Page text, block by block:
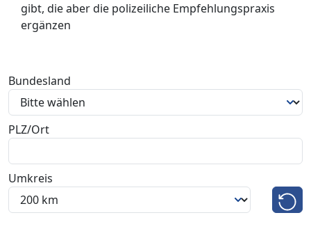
gibt, die aber die polizeiliche Empfehlungspraxis
ergänzen
Bundesland
PLZ/Ort
Umkreis